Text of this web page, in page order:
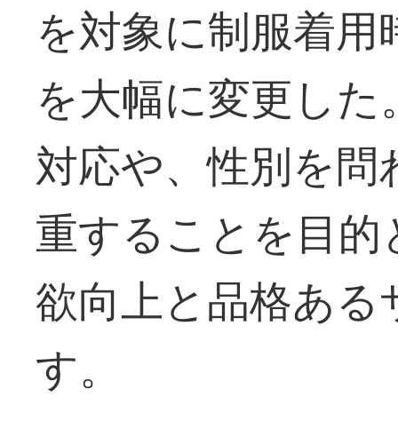
を対象に制服着
を大幅に変更し
対応や、性別を
重することを目
欲向上と品格あ
す。